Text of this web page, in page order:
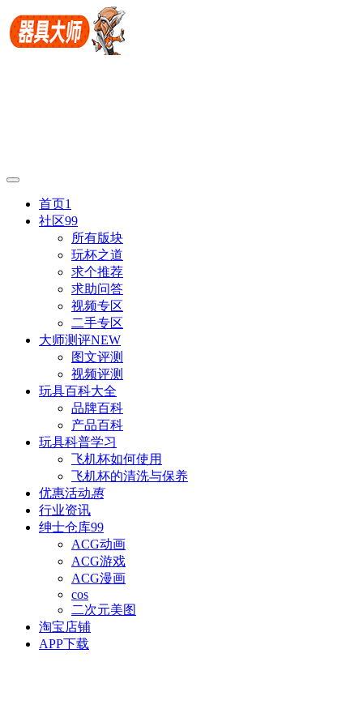
首页1
社区99
所有版块
玩杯之道
求个推荐
求助问答
视频专区
二手专区
大师测评NEW
图文评测
视频评测
玩具百科大全
品牌百科
产品百科
玩具科普学习
飞机杯如何使用
飞机杯的清洗与保养
优惠活动惠
行业资讯
绅士仓库99
ACG动画
ACG游戏
ACG漫画
cos
二次元美图
淘宝店铺
APP下载